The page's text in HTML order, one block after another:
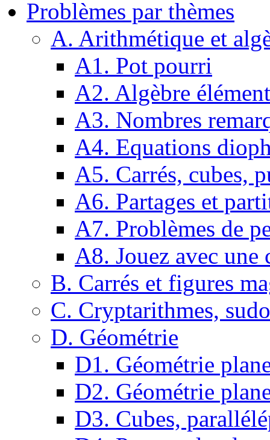
Problèmes par thèmes
A. Arithmétique et
A1. Pot pourri
A2. Algèbre
A3. Nombres
A4. Equations
A5. Carrés, cubes,
A6. Partages et
A7. Problèmes de
A8. Jouez avec une
B. Carrés et figures
C. Cryptarithmes,
D. Géométrie
D1. Géométrie
D2. Géométrie
D3. Cubes,